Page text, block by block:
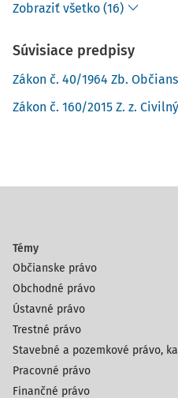
Zobraziť všetko (16)
Súvisiace predpisy
Zákon č. 40/1964 Zb.
Zákon č. 160/2015 Z. z.
Témy
Občianske právo
Obchodné právo
Ústavné právo
Trestné právo
Stavebné a pozemkové právo,
Pracovné právo
Finančné právo